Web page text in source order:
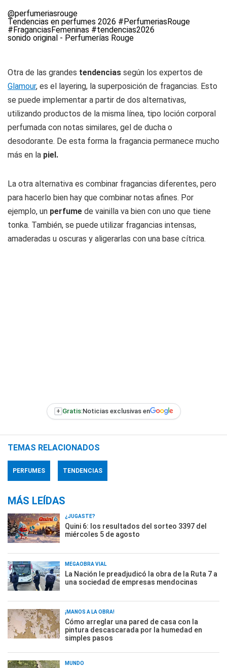
@perfumeriasrouge
Tendencias en perfumes 2026 #PerfumeriasRouge
#FraganciasFemeninas #tendencias2026
sonido original - Perfumerías Rouge
Otra de las grandes tendencias según los expertos de
Glamour, es el layering, la superposición de fragancias. Esto
se puede implementar a partir de dos alternativas,
utilizando productos de la misma línea, tipo loción corporal
perfumada con notas similares, gel de ducha o
desodorante. De esta forma la fragancia permanece mucho
más en la piel.
La otra alternativa es combinar fragancias diferentes, pero
para hacerlo bien hay que combinar notas afines. Por
ejemplo, un perfume de vainilla va bien con uno que tiene
tonka. También, se puede utilizar fragancias intensas,
amaderadas u oscuras y aligerarlas con una base cítrica.
+ Gratis:Noticias exclusivas en
TEMAS RELACIONADOS
PERFUMES TENDENCIAS
MÁS LEÍDAS
¿JUGASTE?
Quini 6: los resultados del sorteo 3397 del
miércoles 5 de agosto
MEGAOBRA VIAL
La Nación le preadjudicó la obra de la Ruta 7 a
una sociedad de empresas mendocinas
¡MANOS A LA OBRA!
Cómo arreglar una pared de casa con la
pintura descascarada por la humedad en
simples pasos
MUNDO